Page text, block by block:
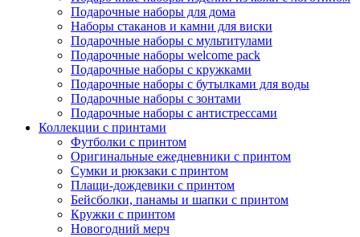
Подарочные наборы для дома
Наборы стаканов и камни для виски
Подарочные наборы с мультитулами
Подарочные наборы welcome pack
Подарочные наборы с кружками
Подарочные наборы с бутылками для воды
Подарочные наборы с зонтами
Подарочные наборы с антистрессами
Коллекции с принтами
Футболки с принтом
Оригинальные ежедневники с принтом
Сумки и рюкзаки с принтом
Плащи-дождевики с принтом
Бейсболки, панамы и шапки с принтом
Кружки с принтом
Новогодний мерч